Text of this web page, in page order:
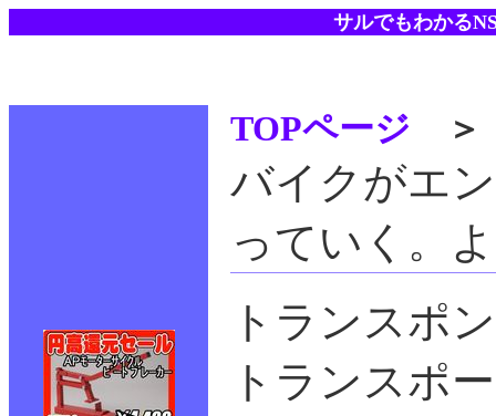
サルでもわかる
TOPページ
バイクがエ
っていく。
トランスポ
トランスポ